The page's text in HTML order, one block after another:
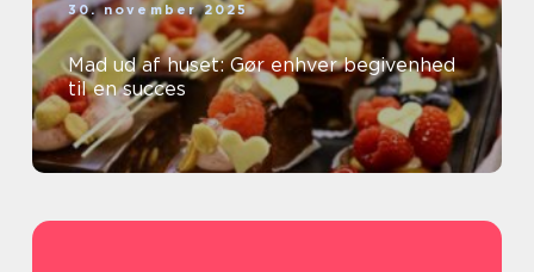
30. november 2025
Mad ud af huset: Gør enhver begivenhed
til en succes